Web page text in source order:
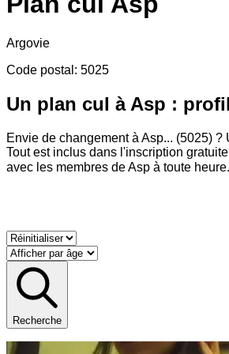
Argovie
Code postal : 5025
Un plan cul à Asp :
Envie de changement à Asp... (5025) ?
Tout est inclus dans l'inscription
avec les membres de Asp à toute
Recherche